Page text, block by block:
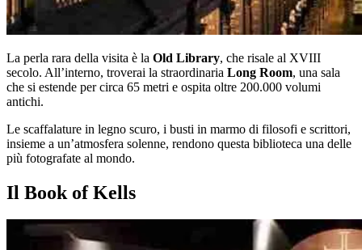
La perla rara della visita è la Old Library, che risale al XVIII
secolo. All’interno, troverai la straordinaria Long Room, una sala
che si estende per circa 65 metri e ospita oltre 200.000 volumi
antichi.
Le scaffalature in legno scuro, i busti in marmo di filosofi e scrittori,
insieme a un’atmosfera solenne, rendono questa biblioteca una delle
più fotografate al mondo.
Il Book of Kells